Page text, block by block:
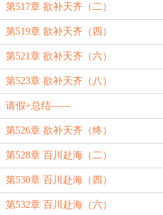
第517章 欲补天齐（二）
第519章 欲补天齐（四）
第521章 欲补天齐（六）
第523章 欲补天齐（八）
请假+总结——
第526章 欲补天齐（终）
第528章 百川赴海（二）
第530章 百川赴海（四）
第532章 百川赴海（六）